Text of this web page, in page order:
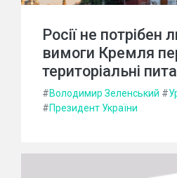
Росії не потрібен
вимоги Кремля
територіальні
#Володимир Зеленський #
#Президент України